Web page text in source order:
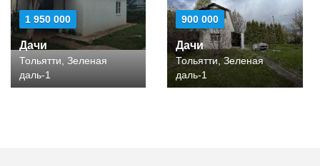
1 950 000
Дачи
Тольятти, Зеленая
даль-1
900 000
Дачи
Тольятти, Зеленая
даль-1